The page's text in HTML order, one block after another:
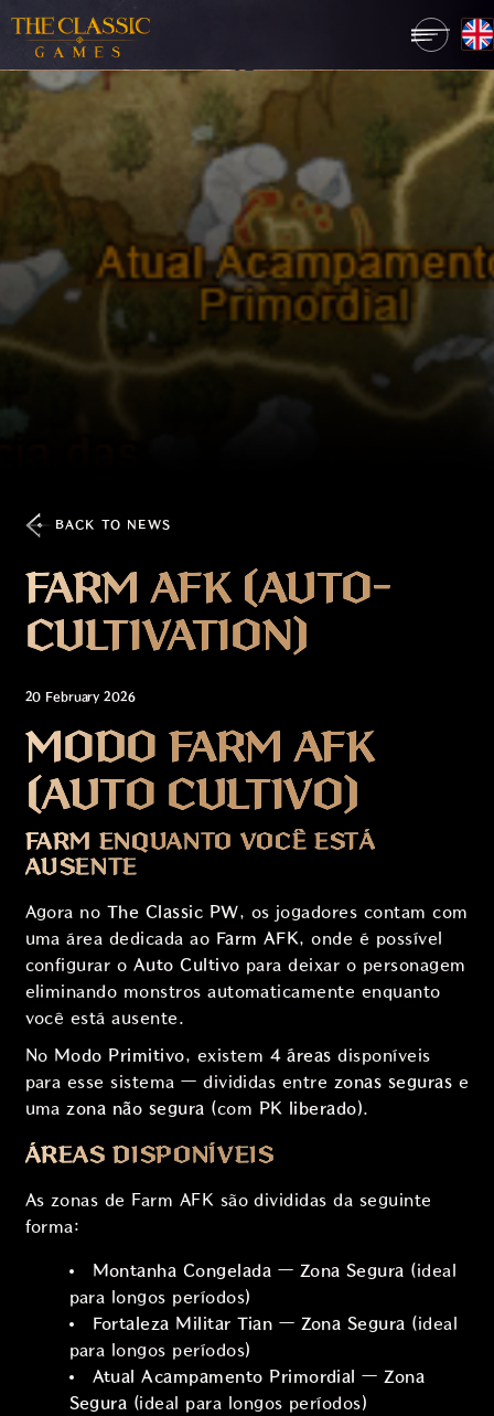
BACK TO NEWS
FARM AFK (AUTO-
CULTIVATION)
20 February 2026
MODO FARM AFK
(AUTO CULTIVO)
FARM ENQUANTO VOCÊ ESTÁ
AUSENTE
Agora no The Classic PW, os jogadores contam com
uma área dedicada ao Farm AFK, onde é possível
configurar o Auto Cultivo para deixar o personagem
eliminando monstros automaticamente enquanto
você está ausente.
No Modo Primitivo, existem 4 áreas disponíveis
para esse sistema — divididas entre zonas seguras e
uma zona não segura (com PK liberado).
ÁREAS DISPONÍVEIS
As zonas de Farm AFK são divididas da seguinte
forma:
Montanha Congelada — Zona Segura (ideal
para longos períodos)
Fortaleza Militar Tian — Zona Segura (ideal
para longos períodos)
Atual Acampamento Primordial —Zona
Segura (ideal para longos períodos)